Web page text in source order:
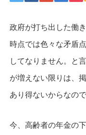
政府が打ち出した働
時点では色々な矛盾
してなりません。 と
が増えない限りは、
あり得ないからなので
今、高齢者の年金の